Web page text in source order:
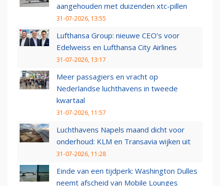
aangehouden met duizenden xtc-pillen
31-07-2026, 13:55
Lufthansa Group: nieuwe CEO’s voor
Edelweiss en Lufthansa City Airlines
31-07-2026, 13:17
Meer passagiers en vracht op
Nederlandse luchthavens in tweede
kwartaal
31-07-2026, 11:57
Luchthavens Napels maand dicht voor
onderhoud: KLM en Transavia wijken uit
31-07-2026, 11:28
Einde van een tijdperk: Washington Dulles
neemt afscheid van Mobile Lounges